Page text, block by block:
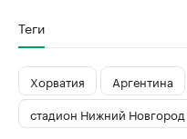
Теги
Хорватия Аргентина
стадион Нижний Новгород